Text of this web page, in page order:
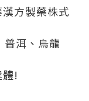
方製藥株式
洱、烏龍
!